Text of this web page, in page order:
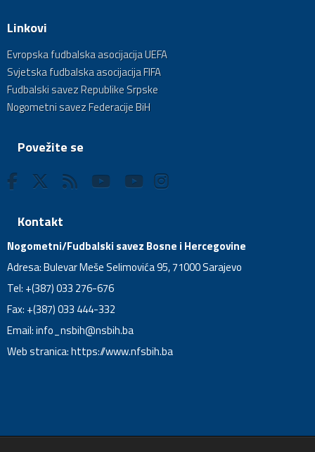
Linkovi
Evropska fudbalska asocijacija UEFA
Svjetska fudbalska asocijacija FIFA
Fudbalski savez Republike Srpske
Nogometni savez Federacije BiH
Povežite se
Kontakt
Nogometni/Fudbalski savez Bosne i Hercegovine
Adresa: Bulevar Meše Selimovića 95, 71000 Sarajevo
Tel: +(387) 033 276-676
Fax: +(387) 033 444-332
Email:info_nsbih@nsbih.ba
Web stranica: https://www.nfsbih.ba